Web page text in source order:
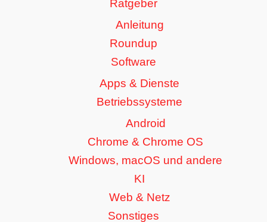
Ratgeber
Anleitung
Roundup
Software
Apps & Dienste
Betriebssysteme
Android
Chrome & Chrome OS
Windows, macOS und andere
KI
Web & Netz
Sonstiges